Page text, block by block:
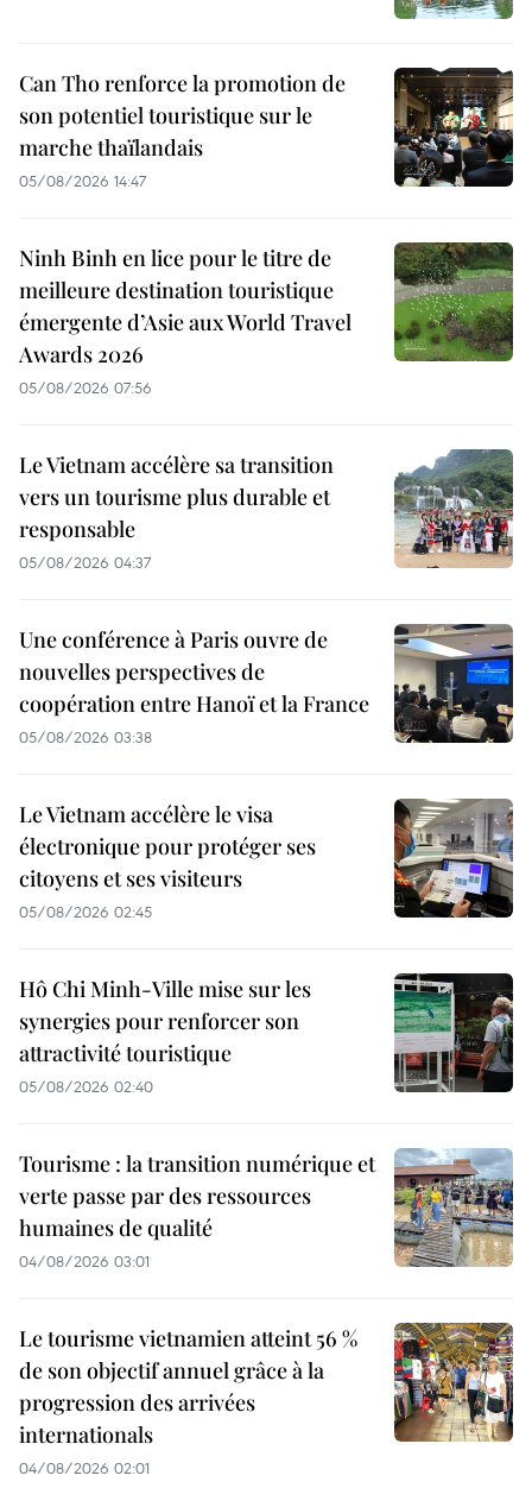
Can Tho renforce la promotion de
son potentiel touristique sur le
marche thaïlandais
05/08/2026 14:47
Ninh Binh en lice pour le titre de
meilleure destination touristique
émergente d’Asie aux World Travel
Awards 2026
05/08/2026 07:56
Le Vietnam accélère sa transition
vers un tourisme plus durable et
responsable
05/08/2026 04:37
Une conférence à Paris ouvre de
nouvelles perspectives de
coopération entre Hanoï et la France
05/08/2026 03:38
Le Vietnam accélère le visa
électronique pour protéger ses
citoyens et ses visiteurs
05/08/2026 02:45
Hô Chi Minh-Ville mise sur les
synergies pour renforcer son
attractivité touristique
05/08/2026 02:40
Tourisme : la transition numérique et
verte passe par des ressources
humaines de qualité
04/08/2026 03:01
Le tourisme vietnamien atteint 56 %
de son objectif annuel grâce à la
progression des arrivées
internationals
04/08/2026 02:01